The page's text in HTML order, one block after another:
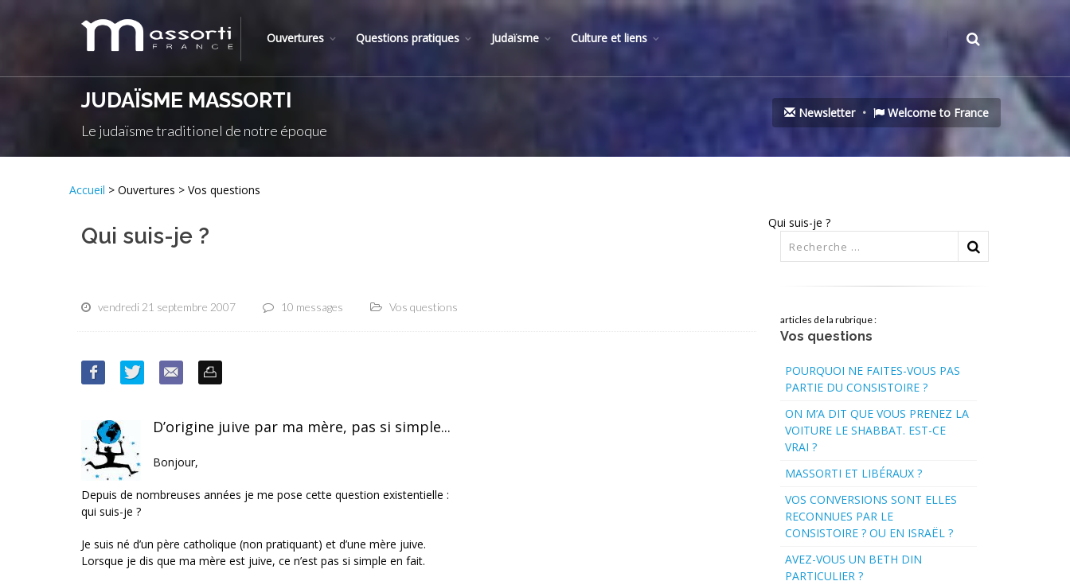
Ouvertures Questions pratiques Judaïsme Culture et liens
JUDAÏSME MASSORTI
Le judaïsme traditionel de notre époque
Newsletter Welcome to France
Accueil > Ouvertures > Vos questions
Qui suis-je ?
Qui suis-je ?
vendredi 21 septembre 2007 10 messages Vos questions
D’origine juive par ma mère, pas si simple...
Bonjour,
Depuis de nombreuses années je me pose cette question existentielle :
qui suis-je ?
Je suis né d’un père catholique (non pratiquant) et d’une mère juive.
Lorsque je dis que ma mère est juive, ce n’est pas si simple en fait.
articles de la rubrique :
Vos questions
POURQUOI NE FAITES-VOUS PAS
PARTIE DU CONSISTOIRE ?
ON M’A DIT QUE VOUS PRENEZ LA
VOITURE LE SHABBAT. EST-CE
VRAI ?
MASSORTI ET LIBÉRAUX ?
VOS CONVERSIONS SONT ELLES
RECONNUES PAR LE
CONSISTOIRE ? OU EN ISRAËL ?
AVEZ-VOUS UN BETH DIN
PARTICULIER ?